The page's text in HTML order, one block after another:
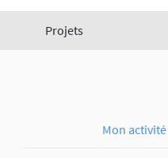
Projets
Mon activité